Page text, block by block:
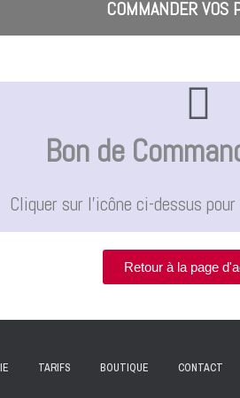
COMMANDER VOS
Bon de
Cliquer sur l'icône ci-dessus
Retour à la page
TARIFS BOUTIQUE CONTACT